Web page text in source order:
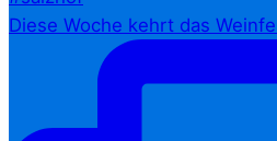
Diese Woche kehrt das